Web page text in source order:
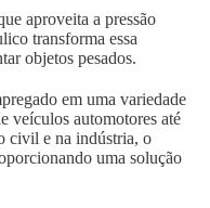
aproveita a pressão
transforma essa
objetos pesados.
em uma variedade
veículos automotores até
civil e na indústria, o
uma solução